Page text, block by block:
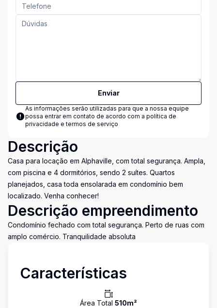
Enviar
As informações serão utilizadas para que a nossa equipe
possa entrar em contato de acordo com a política de
privacidade e termos de serviço
Descrição
Casa para locação em Alphaville, com total segurança. Ampla,
com piscina e 4 dormitórios, sendo 2 suítes. Quartos
planejados, casa toda ensolarada em condomínio bem
localizado. Venha conhecer!
Descrição empreendimento
Condomínio fechado com total segurança. Perto de ruas com
amplo comércio. Tranquilidade absoluta
Características
Área Total 510m²